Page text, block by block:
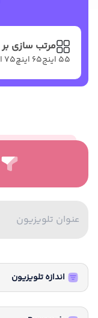
مرتب سازی
۵۵ اینج ۶۵ اینچ ۷۵ اینچ